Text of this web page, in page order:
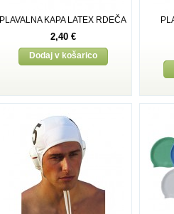
PLAVALNA KAPA LATEX RDEČA
2,40 €
Dodaj v košarico